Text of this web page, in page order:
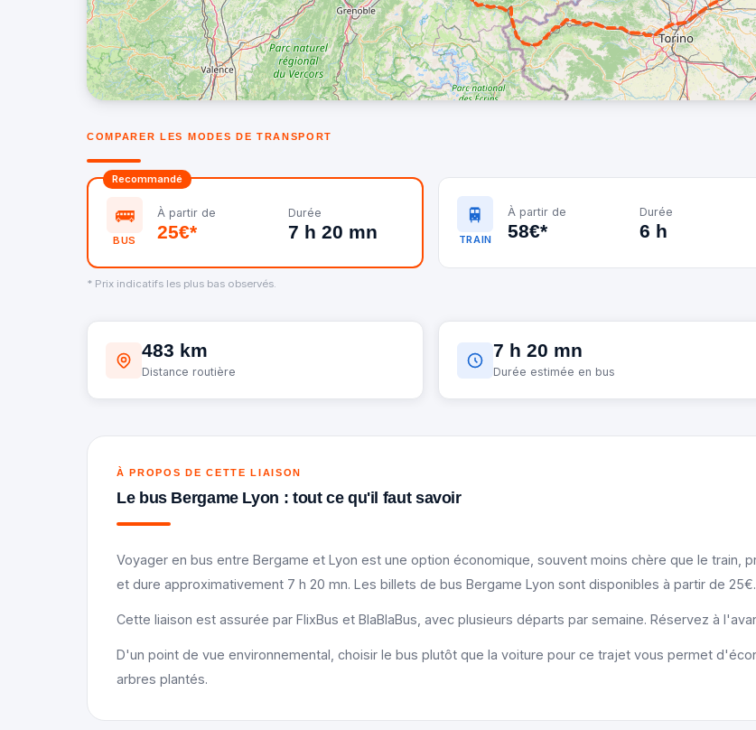
COMPARER LES MODES DE TRANSPORT
Recommandé
🚌
BUS
À partir de
25€*
Durée
7 h 20 mn
🚆
TRAIN
À partir de
58€*
Durée
6 h
* Prix indicatifs les plus bas observés.
483 km
Distance routière
7 h 20 mn
Durée estimée en bus
À PROPOS DE CETTE LIAISON
Le bus Bergame Lyon : tout ce qu'il faut savoir
Voyager en bus entre Bergame et Lyon est une option économique, souvent moins chère que le train,
et dure approximativement 7 h 20 mn. Les billets de bus Bergame Lyon sont disponibles à partir de 25€.
Cette liaison est assurée par FlixBus et BlaBlaBus, avec plusieurs départs par semaine. Réservez à
D'un point de vue environnemental, choisir le bus plutôt que la voiture pour ce trajet vous permet
arbres plantés.